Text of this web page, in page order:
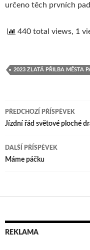
určeno těch prvních
440 total views, 1
2023 ZLATÁ PŘILBA MĚSTA
Navigace
pro
příspěvek
PŘEDCHOZÍ PŘÍSPĚVEK
Jízdní řád světové ploché
DALŠÍ PŘÍSPĚVEK
Máme páčku
REKLAMA